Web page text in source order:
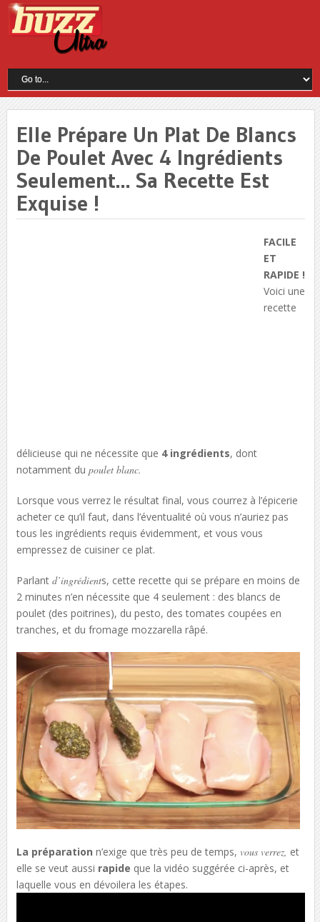
Elle Prépare Un Plat De Blancs
De Poulet Avec 4 Ingrédients
Seulement… Sa Recette Est
Exquise !
FACILE
ET
RAPIDE !
Voici une
recette
délicieuse qui ne nécessite que 4 ingrédients, dont
notamment du poulet blanc.
Lorsque vous verrez le résultat final, vous courrez à l’épicerie
acheter ce qu’il faut, dans l’éventualité où vous n’auriez pas
tous les ingrédients requis évidemment, et vous vous
empressez de cuisiner ce plat.
Parlant d’ingrédients, cette recette qui se prépare en moins de
2 minutes n’en nécessite que 4 seulement : des blancs de
poulet (des poitrines), du pesto, des tomates coupées en
tranches, et du fromage mozzarella râpé.
La préparation n’exige que très peu de temps, vous verrez, et
elle se veut aussi rapide que la vidéo suggérée ci-après, et
laquelle vous en dévoilera les étapes.